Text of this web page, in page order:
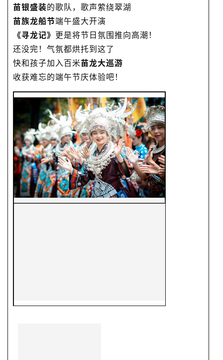
苗银盛装的歌队，歌声萦绕翠湖
苗族龙船节端午盛大开演
《寻龙记》 更是将节日氛围推向高潮！
还没完！气氛都烘托到这了
快和孩子加入百米苗龙大巡游
收获难忘的端午节庆体验吧！